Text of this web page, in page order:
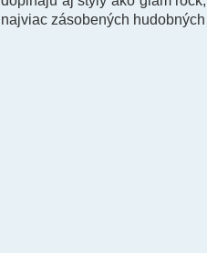
najviac zásobených